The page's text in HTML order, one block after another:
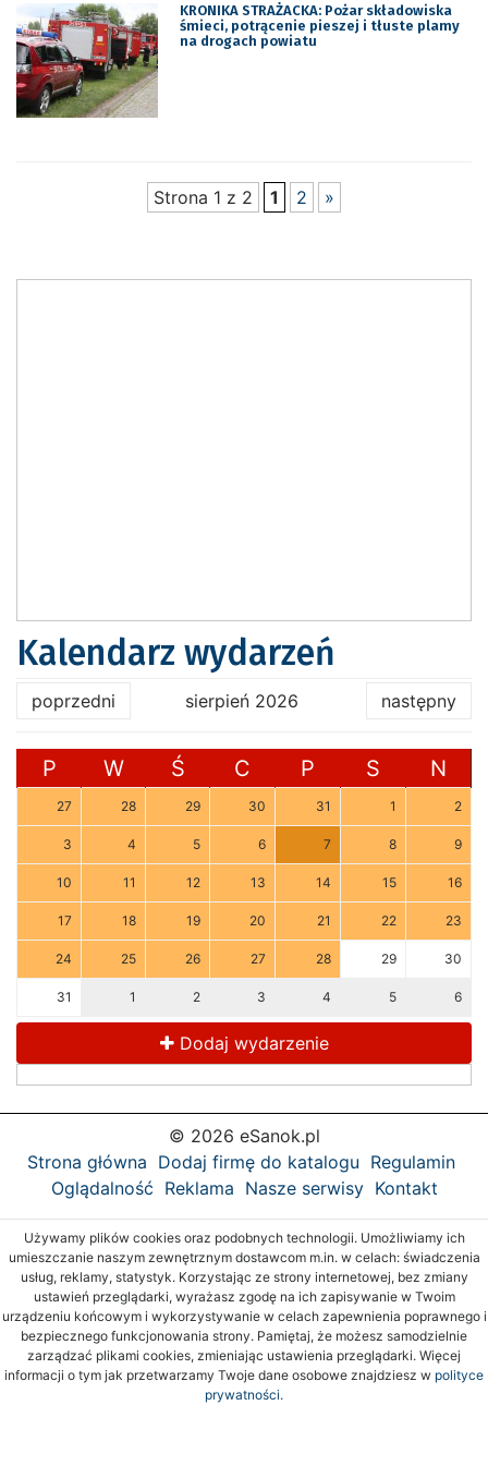
KRONIKA STRAŻACKA: Pożar składowiska
śmieci, potrącenie pieszej i tłuste plamy
na drogach powiatu
Strona 1 z 2 1 2 »
Kalendarz wydarzeń
poprzedni sierpień 2026 następny
P W Ś C P S N
27 28 29 30 31 1 2
3 4 5 6 7 8 9
10 11 12 13 14 15 16
17 18 19 20 21 22 23
24 25 26 27 28 29 30
31 1 2 3 4 5 6
Dodaj wydarzenie
© 2026 eSanok.pl
Strona główna Dodaj firmę do katalogu Regulamin
Oglądalność Reklama Nasze serwisy Kontakt
Używamy plików cookies oraz podobnych technologii. Umożliwiamy ich
umieszczanie naszym zewnętrznym dostawcom m.in. w celach: świadczenia
usług, reklamy, statystyk. Korzystając ze strony internetowej, bez zmiany
ustawień przeglądarki, wyrażasz zgodę na ich zapisywanie w Twoim
urządzeniu końcowym i wykorzystywanie w celach zapewnienia poprawnego i
bezpiecznego funkcjonowania strony. Pamiętaj, że możesz samodzielnie
zarządzać plikami cookies, zmieniając ustawienia przeglądarki. Więcej
informacji o tym jak przetwarzamy Twoje dane osobowe znajdziesz w polityce
prywatności.